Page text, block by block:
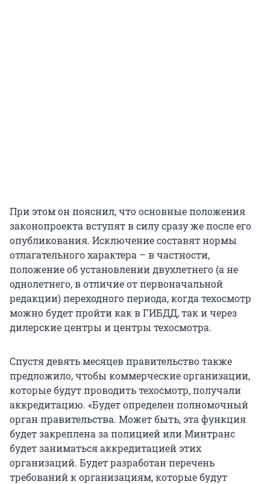
При этом он пояснил, что основные положения
законопроекта вступят в силу сразу же после его
опубликования. Исключение составят нормы
отлагательного характера – в частности,
положение об установлении двухлетнего (а не
однолетнего, в отличие от первоначальной
редакции) переходного периода, когда техосмотр
можно будет пройти как в ГИБДД, так и через
дилерские центры и центры техосмотра.
Спустя девять месяцев правительство также
предложило, чтобы коммерческие организации,
которые будут проводить техосмотр, получали
аккредитацию. «Будет определен полномочный
орган правительства. Может быть, эта функция
будет закреплена за полицией или Минтранс
будет заниматься аккредитацией этих
организаций. Будет разработан перечень
требований к организациям, которые будут